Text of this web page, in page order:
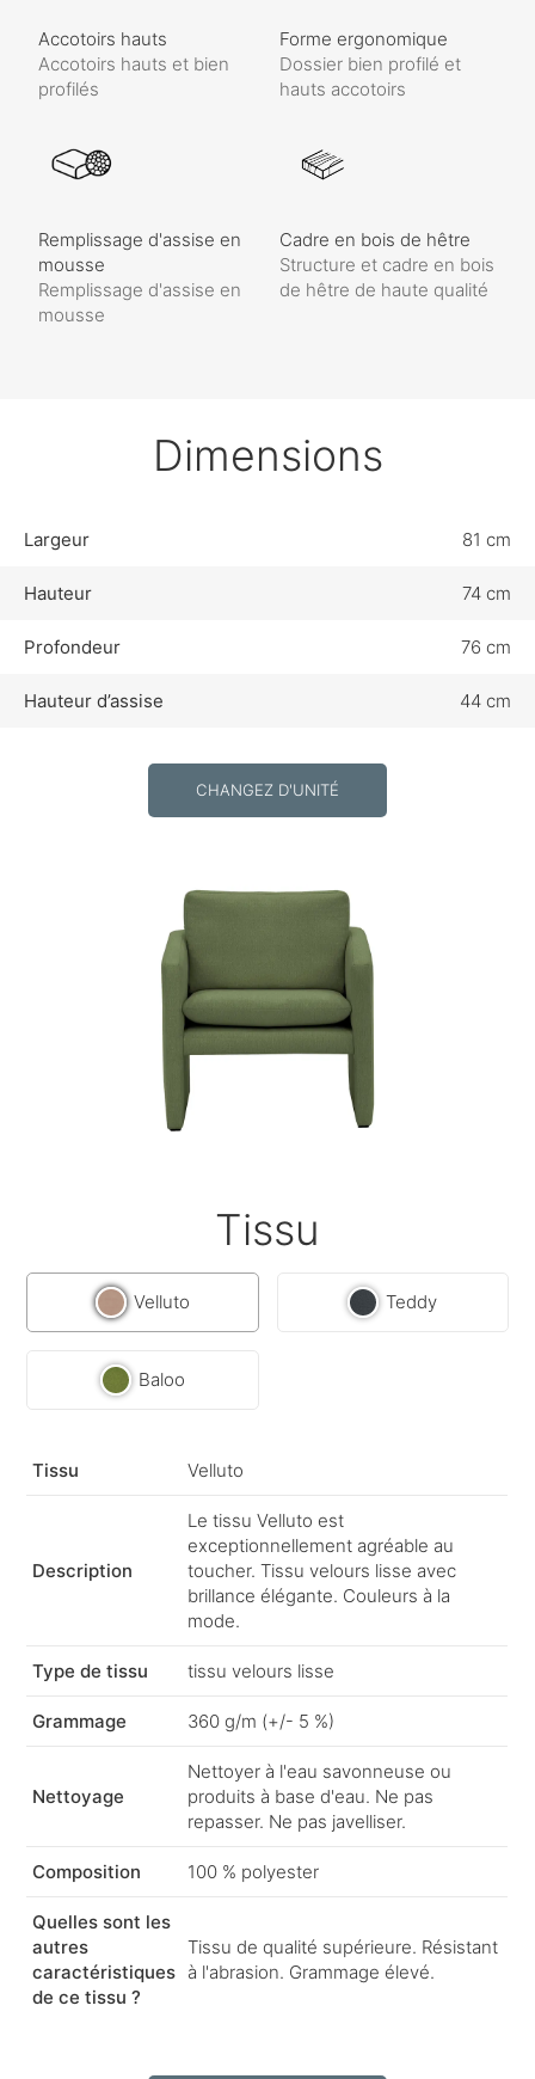
Accotoirs hauts
Accotoirs hauts et bien
profilés
Forme ergonomique
Dossier bien profilé et
hauts accotoirs
Remplissage d'assise en
mousse
Remplissage d'assise en
mousse
Cadre en bois de hêtre
Structure et cadre en bois
de hêtre de haute qualité
Dimensions
Largeur 81 cm
Hauteur 74 cm
Profondeur 76 cm
Hauteur d’assise 44 cm
CHANGEZ D'UNITÉ
Tissu
Velluto Teddy
Baloo
Tissu Velluto
Description
Le tissu Velluto est
exceptionnellement agréable au
toucher. Tissu velours lisse avec
brillance élégante. Couleurs à la
mode.
Type de tissu tissu velours lisse
Grammage 360 g/m (+/- 5 %)
Nettoyage
Nettoyer à l'eau savonneuse ou
produits à base d'eau. Ne pas
repasser. Ne pas javelliser.
Composition 100 % polyester
Quelles sont les
autres
caractéristiques
de ce tissu ?
Tissu de qualité supérieure. Résistant
à l'abrasion. Grammage élevé.